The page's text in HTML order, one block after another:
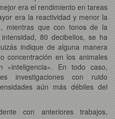
era el rendimiento en tareas
era la reactividad y menor la
mientras que con tonos de la
80 decibelios, se ha
indique de alguna manera
concentración en los animales
«inteligencia». En todo caso,
investigaciones con ruido
aún más débiles del
con anteriores trabajos,